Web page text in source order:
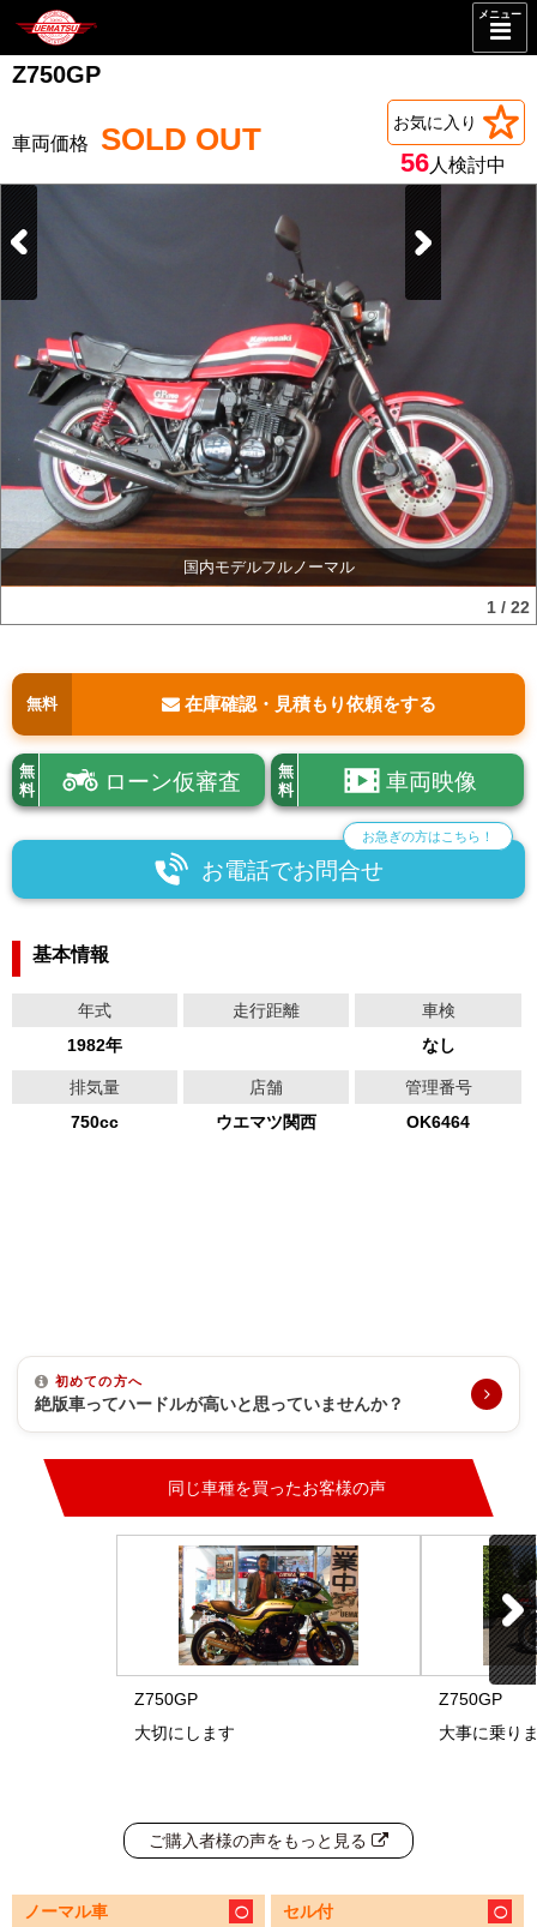
メニュー
Z750GP
SOLD OUT お気に入り
56人検討中
国内モデルフルノーマル
1 / 22
無料 在庫確認・見積もり依頼をする
無
料
ローン仮審査
無
料
車両映像
お電話でお問合せ
お急ぎの方はこちら！
基本情報
年式
1982年
走行距離
車検
なし
排気量
750cc
店舗
ウエマツ関西
管理番号
OK6464
初めての方へ
絶版車ってハードルが高いと思っていませんか？
同じ車種を買ったお客様の声
Z750GP
大切にします
Z750GP
大事に乗り
ご購入者様の声をもっと見る
ノーマル車 セル付